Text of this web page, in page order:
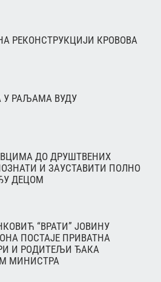
РЕКОНСТРУКЦИЈИ КРОВОВА
У РАЉАМА ВУДУ
ДО ДРУШТВЕНИХ
И ЗАУСТАВИТИ ПОЛНО
ДЕЦОМ
“ВРАТИ” ЈОВИНУ
ПОСТАЈЕ ПРИВАТНА
И РОДИТЕЉИ ЂАКА
МИНИСТРА